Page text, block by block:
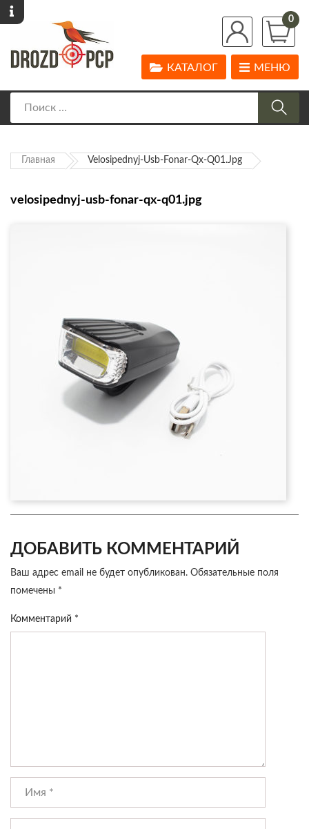
0
МЕНЮ
КАТАЛОГ
Главная Velosipednyj-Usb-Fonar-Qx-Q01.jpg
velosipednyj-usb-fonar-qx-q01.jpg
ДОБАВИТЬ КОММЕНТАРИЙ
Ваш адрес email не будет опубликован. Обязательные поля
помечены *
Комментарий *